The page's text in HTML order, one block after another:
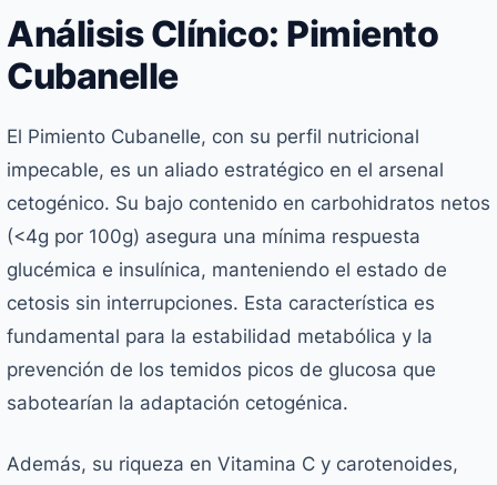
Análisis Clínico: Pimiento
Cubanelle
El Pimiento Cubanelle, con su perfil nutricional
impecable, es un aliado estratégico en el arsenal
cetogénico. Su bajo contenido en carbohidratos netos
(<4g por 100g) asegura una mínima respuesta
glucémica e insulínica, manteniendo el estado de
cetosis sin interrupciones. Esta característica es
fundamental para la estabilidad metabólica y la
prevención de los temidos picos de glucosa que
sabotearían la adaptación cetogénica.
Además, su riqueza en Vitamina C y carotenoides,